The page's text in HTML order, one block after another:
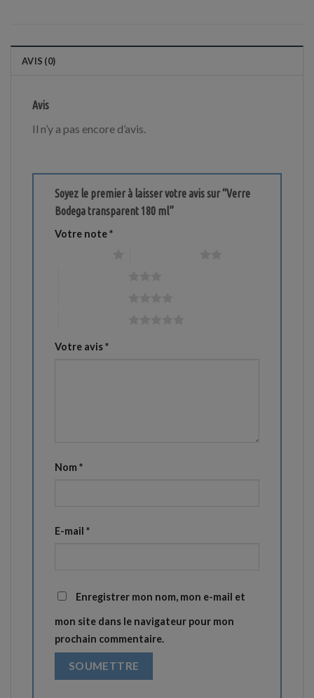
AVIS (0)
Avis
Il n’y a pas encore d’avis.
Soyez le premier à laisser votre avis sur “Verre
Bodega transparent 180 ml”
Votre note*
Votre avis*
Nom *
E-mail *
Enregistrer mon nom, mon e-mail et
mon site dans le navigateur pour mon
prochain commentaire.